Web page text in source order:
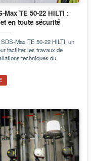
TE 50-22 HILTI :
en toute sécurité
Max TE 50-22 HILTI, un
faciliter les travaux de
techniques du